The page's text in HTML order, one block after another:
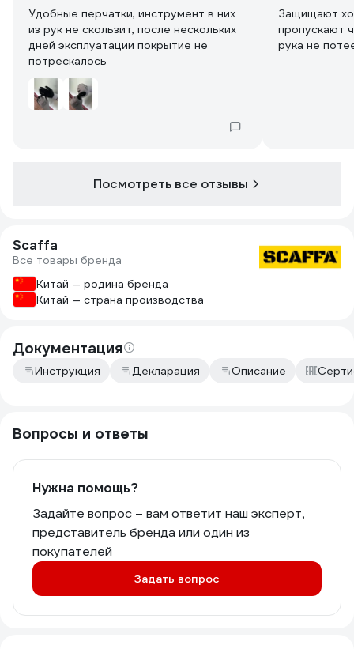
Удобные перчатки, инструмент в них
из рук не скользит, после нескольких
дней эксплуатации покрытие не
потрескалось
Защищают
пропускают
рука не
Посмотреть все отзывы
Scaffa
Все товары бренда
Китай — родина бренда
Китай — страна производства
Документация
Инструкция Декларация Описание
Вопросы и ответы
Нужна помощь?
Задайте вопрос – вам ответит наш эксперт,
представитель бренда или один из
покупателей
Задать вопрос